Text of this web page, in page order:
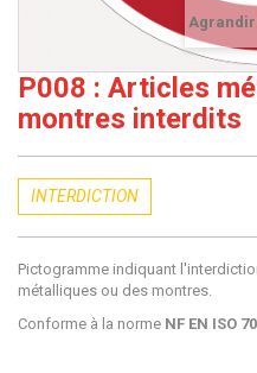
P008 : Articles
montres interdits
INTERDICTION
Pictogramme indiquant
métalliques ou des montres.
Conforme à la norme NF EN ISO